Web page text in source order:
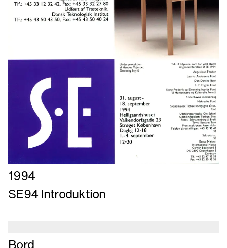
Læs
mere
om
1994
SE94 Introduktion
Læs